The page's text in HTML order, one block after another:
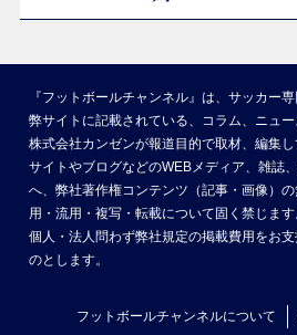
『フットボールチャンネル』は、サッカー
弊サイトに記載されている、コラム、ニュー
株式会社カンゼンが報道目的で取材、編集
サイトやブログなどのWEBメディア、雑誌
へ、弊社著作権コンテンツ（記事・画像）の
用・流用・複写・転載について固く禁じます
個人・法人問わず弊社規定の掲載費用をお
のとします。
フットボールチャンネルについて